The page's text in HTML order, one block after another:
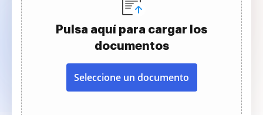
Pulsa aquí para cargar los
documentos
Seleccione un documento